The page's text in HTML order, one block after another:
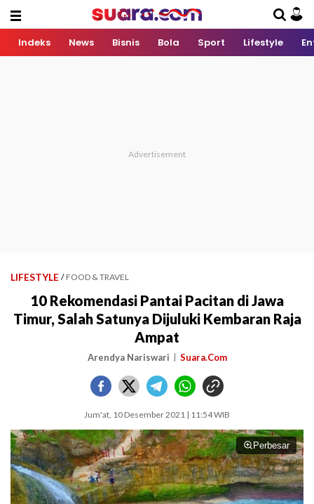
Indeks News Bisnis Bola Sport Lifestyle
LIFESTYLE / FOOD & TRAVEL
10 Rekomendasi Pantai Pacitan di Jawa
Timur, Salah Satunya Dijuluki Kembaran Raja
Ampat
Arendya Nariswari Suara.Com
Jum'at, 10 Desember 2021 | 11:54 WIB
Perbesar